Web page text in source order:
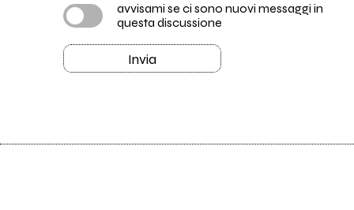
avvisami se ci sono nuovi messaggi in
questa discussione
Invia